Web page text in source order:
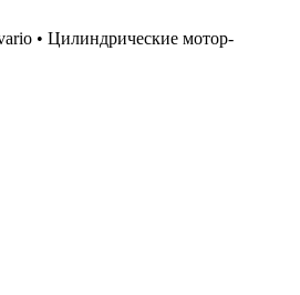
• Цилиндрические мотор-